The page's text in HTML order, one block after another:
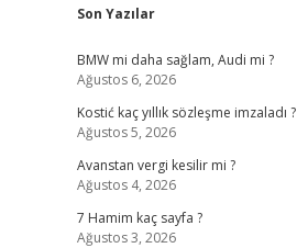
Sidebar
Son Yazılar
BMW mi daha sağlam, Audi mi ?
Ağustos 6, 2026
Kostić kaç yıllık sözleşme imzaladı ?
Ağustos 5, 2026
Avanstan vergi kesilir mi ?
Ağustos 4, 2026
7 Hamim kaç sayfa ?
Ağustos 3, 2026